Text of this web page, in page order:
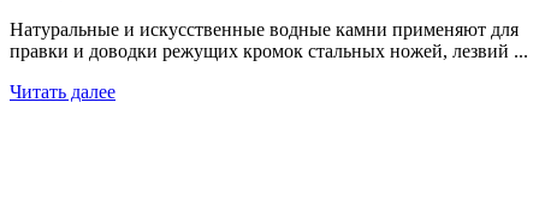
Натуральные и искусственные водные камни применяют для
правки и доводки режущих кромок стальных ножей, лезвий ...
Читать далее